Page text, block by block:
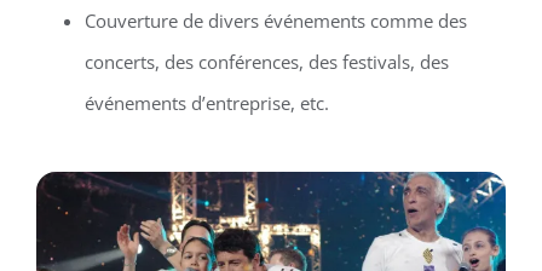
Couverture de divers événements comme des
concerts, des conférences, des festivals, des
événements d’entreprise, etc.